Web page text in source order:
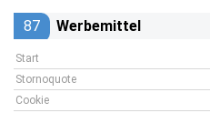
87 Werbemittel
Start
Stornoquote
Cookie